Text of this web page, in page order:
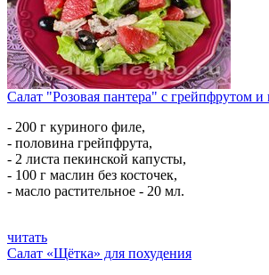
Салат "Розовая пантера" с грейпфрутом и
- 200 г куриного филе,
- половина грейпфрута,
- 2 листа пекинской капусты,
- 100 г маслин без косточек,
- масло растительное - 20 мл.
читать
Салат «Щётка» для похудения